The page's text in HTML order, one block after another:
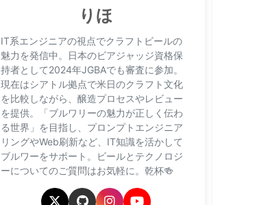
りほ
IT系エンジニアの視点でクラフトビールの
魅力を発信中。日本のビアジャッジ資格保
持者として2024年JGBAでも審査に参加。
現在はシアトル拠点で米日のクラフト文化
を比較しながら、醸造プロセスやレビュー
を提供。「ブルワリーの魅力が正しく伝わ
る世界」を目指し、プロンプトエンジニア
リングやWeb刷新など、IT知識を活かして
ブルワーをサポート。ビールとテクノロジ
ーについてのご質問はお気軽に。乾杯🍻